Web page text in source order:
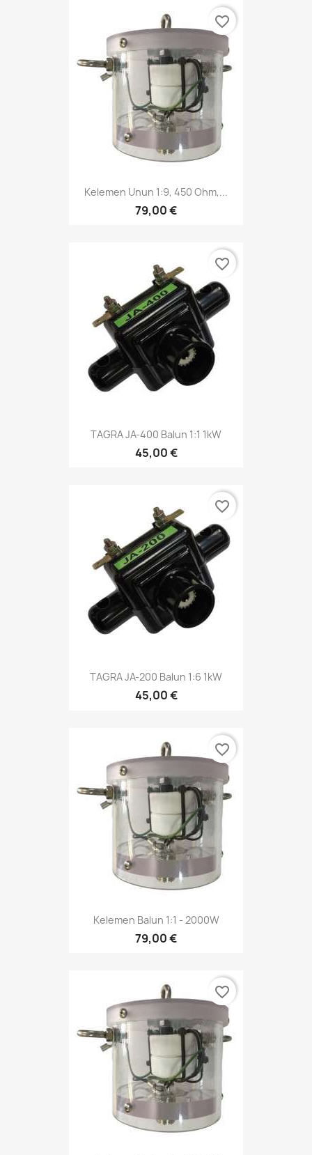
Kelemen Unun 1:9, 450 Ohm,...
79,00 €
favorite_border
TAGRA JA-400 Balun 1:1 1kW
45,00 €
favorite_border
TAGRA JA-200 Balun 1:6 1kW
45,00 €
favorite_border
Kelemen Balun 1:1 - 2000W
79,00 €
favorite_border
favorite_border